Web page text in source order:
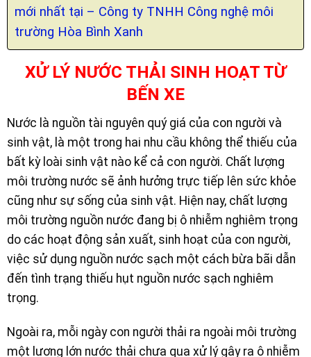
mới nhất tại – Công ty TNHH Công nghệ môi
trường Hòa Bình Xanh
XỬ LÝ NƯỚC THẢI SINH HOẠT TỪ
BẾN XE
Nước là nguồn tài nguyên quý giá của con người và
sinh vật, là một trong hai nhu cầu không thể thiếu của
bất kỳ loài sinh vật nào kể cả con người. Chất lượng
môi trường nước sẽ ảnh hưởng trực tiếp lên sức khỏe
cũng như sự sống của sinh vật. Hiện nay, chất lượng
môi trường nguồn nước đang bị ô nhiễm nghiêm trọng
do các hoạt động sản xuất, sinh hoạt của con người,
việc sử dụng nguồn nước sạch một cách bừa bãi dẫn
đến tình trạng thiếu hụt nguồn nước sạch nghiêm
trọng.
Ngoài ra, mỗi ngày con người thải ra ngoài môi trường
một lượng lớn nước thải chưa qua xử lý gây ra ô nhiễm